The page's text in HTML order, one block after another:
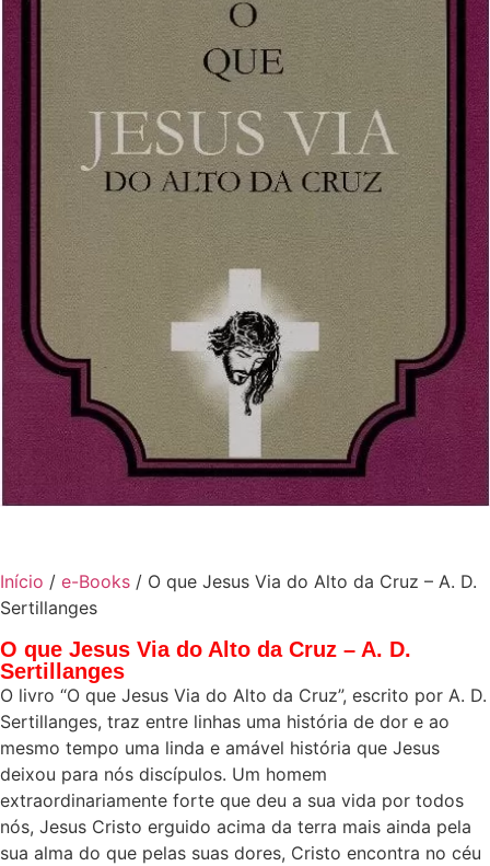
Início / e-Books / O que Jesus Via do Alto da Cruz – A. D.
Sertillanges
O que Jesus Via do Alto da Cruz – A. D.
Sertillanges
O livro “O que Jesus Via do Alto da Cruz”, escrito por A. D.
Sertillanges, traz entre linhas uma história de dor e ao
mesmo tempo uma linda e amável história que Jesus
deixou para nós discípulos. Um homem
extraordinariamente forte que deu a sua vida por todos
nós, Jesus Cristo erguido acima da terra mais ainda pela
sua alma do que pelas suas dores, Cristo encontra no céu